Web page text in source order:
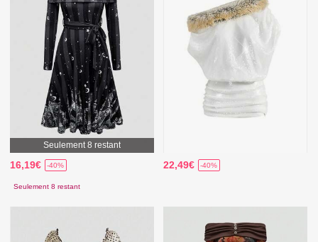
Seulement 8 restant
16,19€ -40%
Seulement 8 restant
22,49€ -40%